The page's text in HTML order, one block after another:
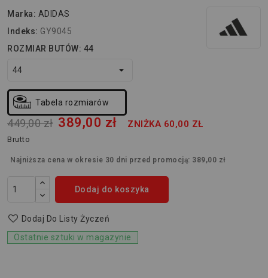
Marka: ADIDAS
Indeks: GY9045
ROZMIAR BUTÓW: 44
Tabela rozmiarów
449,00 zł 389,00 zł ZNIŻKA 60,00 ZŁ
Brutto
Najniższa cena w okresie 30 dni przed promocją: 389,00 zł
Dodaj do koszyka
Dodaj Do Listy Życzeń
Ostatnie sztuki w magazynie